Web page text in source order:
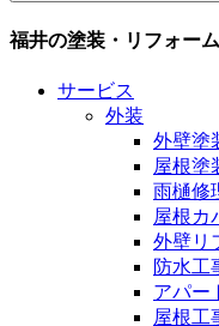
福井の塗装・リフォー
サービス
外装
外壁塗
屋根塗
雨樋修
屋根カ
外壁リ
防水工
アパー
屋根工